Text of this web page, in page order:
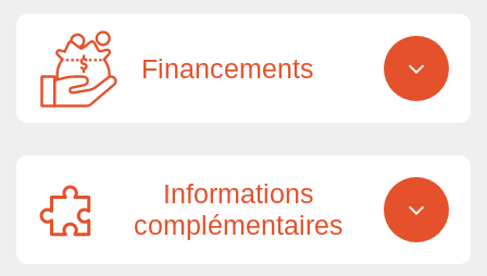
Financements
Informations
complémentaires